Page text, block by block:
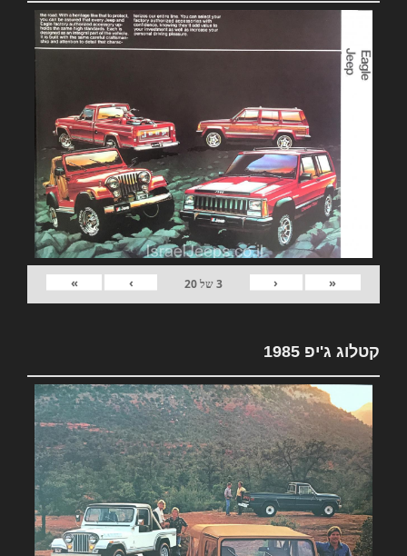
«
‹
3של20
›
»
קטלוג ג'יפ 1985